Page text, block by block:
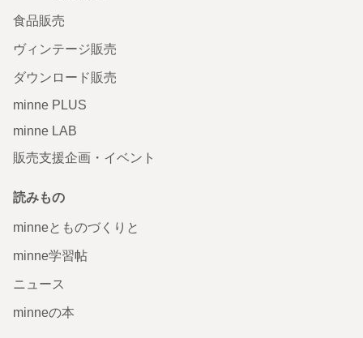
食品販売
ヴィンテージ販売
ダウンロード販売
minne PLUS
minne LAB
販売支援企画・イベント
読みもの
minneとものづくりと
minne学習帖
ニュース
minneの本